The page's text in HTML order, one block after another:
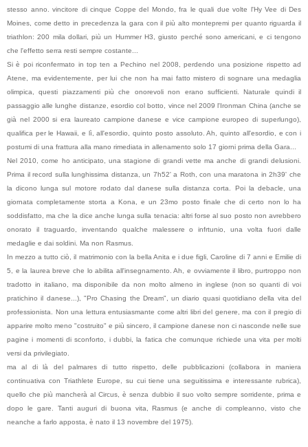
stesso anno. vincitore di cinque Coppe del Mondo, fra le quali due volte l'Hy Vee di Des
Moines, come detto in precedenza la gara con il più alto montepremi per quanto riguarda il
triathlon: 200 mila dollari, più un Hummer H3, giusto perché sono americani, e ci tengono
che l'effetto serra resti sempre costante...
Si è poi riconfermato in top ten a Pechino nel 2008, perdendo una posizione rispetto ad
Atene, ma evidentemente, per lui che non ha mai fatto mistero di sognare una medaglia
olimpica, questi piazzamenti più che onorevoli non erano sufficienti. Naturale quindi il
passaggio alle lunghe distanze, esordio col botto, vince nel 2009 l'Ironman China (anche se
già nel 2000 si era laureato campione danese e vice campione europeo di superlungo),
qualifica per le Hawaii, e lì, all'esordio, quinto posto assoluto. Ah, quinto all'esordio, e con i
postumi di una frattura alla mano rimediata in allenamento solo 17 giorni prima della Gara...
Nel 2010, come ho anticipato, una stagione di grandi vette ma anche di grandi delusioni.
Prima il record sulla lunghissima distanza, un 7h52' a Roth, con una maratona in 2h39' che
la dicono lunga sul motore rodato dal danese sulla distanza corta. Poi la debacle, una
giornata completamente storta a Kona, e un 23mo posto finale che di certo non lo ha
soddisfatto, ma che la dice anche lunga sulla tenacia: altri forse al suo posto non avrebbero
onorato il traguardo, inventando qualche malessere o infrtunio, una volta fuori dalle
medaglie e dai soldini. Ma non Rasmus.
In mezzo a tutto ciò, il matrimonio con la bella Anita e i due figli, Caroline di 7 anni e Emilie di
5, e la laurea breve che lo abilita all'insegnamento. Ah, e ovviamente il libro, purtroppo non
tradotto in italiano, ma disponibile da non molto almeno in inglese (non so quanti di voi
pratichino il danese...), "Pro Chasing the Dream", un diario quasi quotidiano della vita del
professionista. Non una lettura entusiasmante come altri libri del genere, ma con il pregio di
apparire molto meno "costruito" e più sincero, il campione danese non ci nasconde nelle sue
pagine i momenti di sconforto, i dubbi, la fatica che comunque richiede una vita per molti
versi da privilegiato.
ma al di là del palmares di tutto rispetto, delle pubblicazioni (collabora in maniera
continuativa con Triathlete Europe, su cui tiene una seguitissima e interessante rubrica),
quello che più mancherà al Circus, è senza dubbio il suo volto sempre sorridente, prima e
dopo le gare. Tanti auguri di buona vita, Rasmus (e anche di compleanno, visto che
neanche a farlo apposta, è nato il 13 novembre del 1975).